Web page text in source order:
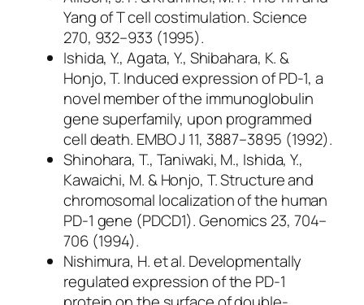
Yang of T cell costimulation. Science
270, 932–933 (1995).
Ishida, Y., Agata, Y., Shibahara, K. &
Honjo, T. Induced expression of PD-1, a
novel member of the immunoglobulin
gene superfamily, upon programmed
cell death. EMBO J 11, 3887–3895 (1992).
Shinohara, T., Taniwaki, M., Ishida, Y.,
Kawaichi, M. & Honjo, T. Structure and
chromosomal localization of the human
PD-1 gene (PDCD1). Genomics 23, 704–
706 (1994).
Nishimura, H. et al. Developmentally
regulated expression of the PD-1